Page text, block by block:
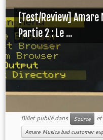
[Test/Review]
Partie 2 : Le ...
Billet publié dans Source
Amare Musica bad customer